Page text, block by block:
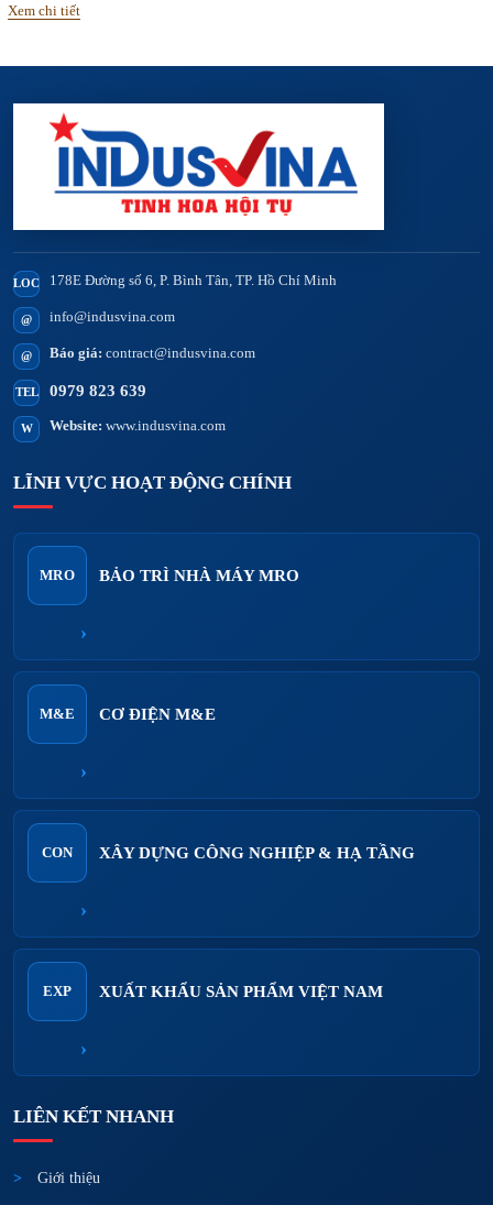
Xem chi tiết
LOC 178E Đường số 6, P. Bình Tân, TP. Hồ Chí Minh
@ info@indusvina.com
@ Báo giá: contract@indusvina.com
TEL 0979 823 639
W Website: www.indusvina.com
LĨNH VỰC HOẠT ĐỘNG CHÍNH
MRO BẢO TRÌ NHÀ MÁY MRO
›
M&E CƠ ĐIỆN M&E
›
CON XÂY DỰNG CÔNG NGHIỆP & HẠ TẦNG
›
EXP XUẤT KHẨU SẢN PHẨM VIỆT NAM
›
LIÊN KẾT NHANH
Giới thiệu